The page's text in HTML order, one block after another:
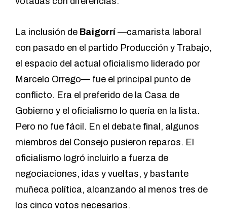
La inclusión de Baigorrí —camarista laboral
con pasado en el partido Producción y Trabajo,
el espacio del actual oficialismo liderado por
Marcelo Orrego— fue el principal punto de
conflicto. Era el preferido de la Casa de
Gobierno y el oficialismo lo quería en la lista.
Pero no fue fácil. En el debate final, algunos
miembros del Consejo pusieron reparos. El
oficialismo logró incluirlo a fuerza de
negociaciones, idas y vueltas, y bastante
muñeca política, alcanzando al menos tres de
los cinco votos necesarios.